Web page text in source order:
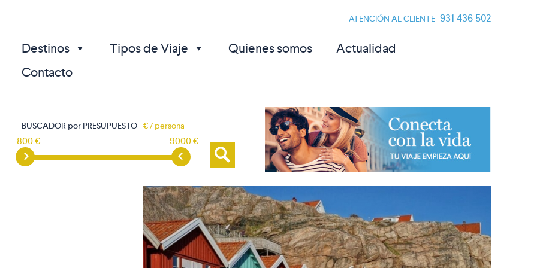
ATENCIÓN AL CLIENTE 931 436 502
Destinos Tipos de Viaje Quienes somos
Actualidad
Contacto
BUSCADOR por PRESUPUESTO € / persona
800 € 9000 €
p